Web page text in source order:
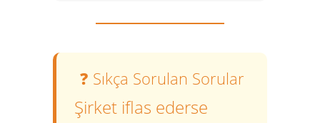
❓ Sıkça Sorulan Sorular
Şirket iflas ederse